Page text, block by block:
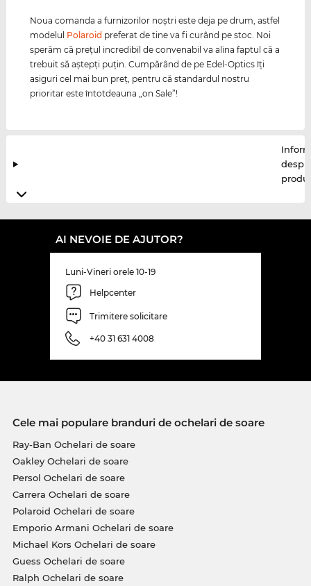
Noua comanda a furnizorilor noştri este deja pe drum, astfel
modelul Polaroid preferat de tine va fi curând pe stoc. Noi
sperăm că preţul incredibil de convenabil va alina faptul că a
trebuit să aştepţi puţin. Cumpărând de pe Edel-Optics îţi
asiguri cel mai bun preţ, pentru că standardul nostru
prioritar este întotdeauna „on Sale”!
AI NEVOIE DE AJUTOR?
Luni-Vineri orele 10-19
Helpcenter
Trimitere solicitare
+40 31 631 4008
Cele mai populare branduri de ochelari de soare
Ray-Ban Ochelari de soare
Oakley Ochelari de soare
Persol Ochelari de soare
Carrera Ochelari de soare
Polaroid Ochelari de soare
Emporio Armani Ochelari de soare
Michael Kors Ochelari de soare
Guess Ochelari de soare
Ralph Ochelari de soare